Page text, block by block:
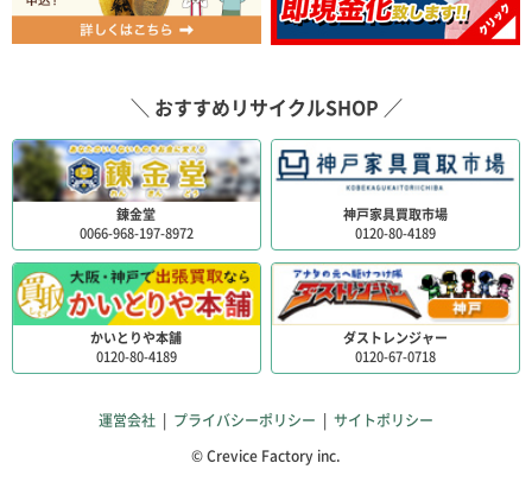
＼ おすすめリサイクルSHOP ／
錬金堂
0066-968-197-8972
神戸家具買取市場
0120-80-4189
かいとりや本舗
0120-80-4189
ダストレンジャー
0120-67-0718
運営会社 | プライバシーポリシー | サイトポリシー
© Crevice Factory inc.